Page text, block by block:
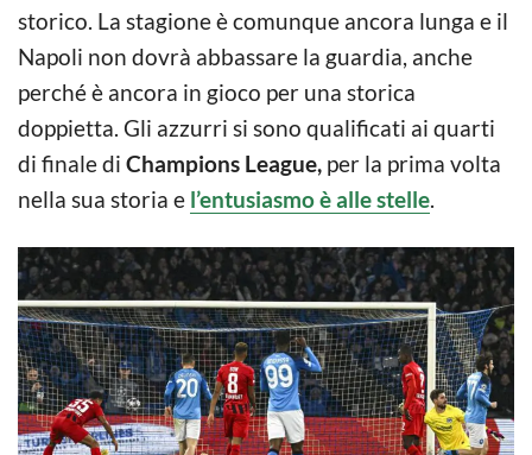
storico. La stagione è comunque ancora lunga e il
Napoli non dovrà abbassare la guardia, anche
perché è ancora in gioco per una storica
doppietta. Gli azzurri si sono qualificati ai quarti
di finale di Champions League, per la prima volta
nella sua storia e l’entusiasmo è alle stelle.